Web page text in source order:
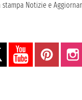
stampa Notizie e